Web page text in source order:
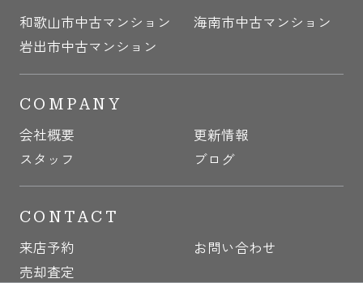
和歌山市中古マンション
海南市中古マンション
岩出市中古マンション
COMPANY
会社概要
更新情報
スタッフ
ブログ
CONTACT
来店予約
お問い合わせ
売却査定